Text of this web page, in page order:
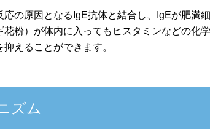
応の原因となるIgE抗体と結合し、IgEが肥満
花粉）が体内に入ってもヒスタミンなどの化
えることができます。
ズム